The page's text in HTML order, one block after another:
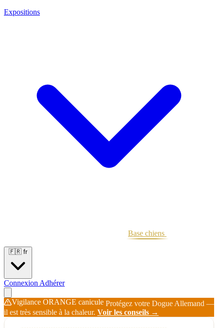
Expositions
Base chiens
🇫🇷 fr
Connexion Adhérer
Vigilance ORANGE canicule Protégez votre Dogue Allemand —
il est très sensible à la chaleur. Voir les conseils →